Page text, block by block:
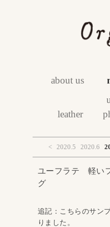
about us
leather
< 2020.5 2020.6
ユーフラテ 軽い
グ
追記：こちらのサン
りました。